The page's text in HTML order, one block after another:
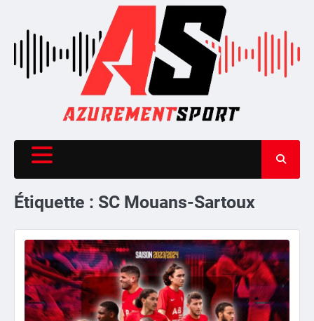
content
Étiquette : SC Mouans-Sartoux